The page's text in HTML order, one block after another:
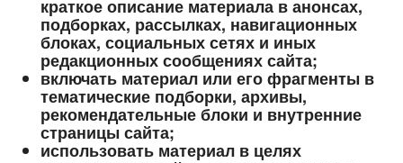
краткое описание материала в анонсах,
подборках, рассылках, навигационных
блоках, социальных сетях и иных
редакционных сообщениях сайта;
включать материал или его фрагменты в
тематические подборки, архивы,
рекомендательные блоки и внутренние
страницы сайта;
использовать материал в целях